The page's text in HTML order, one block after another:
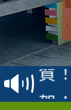
賀
賽
名
賀
倩
賀